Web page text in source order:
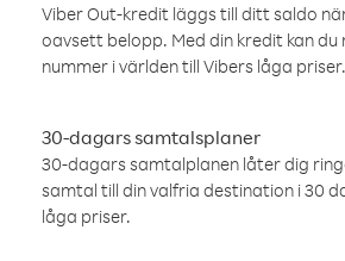
Viber Out-kredit läggs till ditt saldo
oavsett belopp. Med din kredit kan du
nummer i världen till Vibers låga priser.
30-dagars samtalsplaner
30-dagars samtalplanen låter dig
samtal till din valfria destination i 30
låga priser.